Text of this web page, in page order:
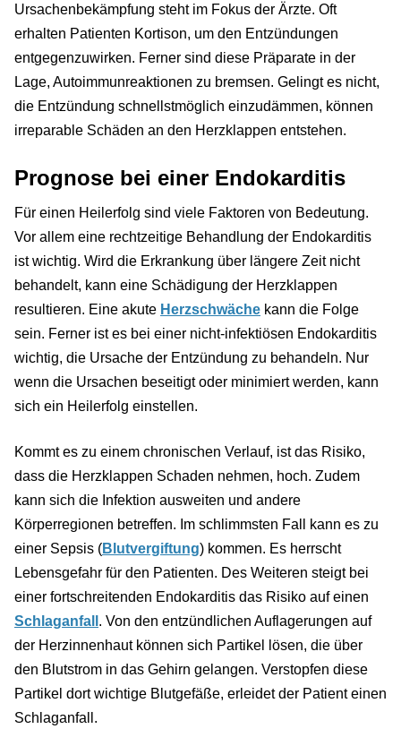
Ursachenbekämpfung steht im Fokus der Ärzte. Oft
erhalten Patienten Kortison, um den Entzündungen
entgegenzuwirken. Ferner sind diese Präparate in der
Lage, Autoimmunreaktionen zu bremsen. Gelingt es nicht,
die Entzündung schnellstmöglich einzudämmen, können
irreparable Schäden an den Herzklappen entstehen.
Prognose bei einer Endokarditis
Für einen Heilerfolg sind viele Faktoren von Bedeutung.
Vor allem eine rechtzeitige Behandlung der Endokarditis
ist wichtig. Wird die Erkrankung über längere Zeit nicht
behandelt, kann eine Schädigung der Herzklappen
resultieren. Eine akute Herzschwäche kann die Folge
sein. Ferner ist es bei einer nicht-infektiösen Endokarditis
wichtig, die Ursache der Entzündung zu behandeln. Nur
wenn die Ursachen beseitigt oder minimiert werden, kann
sich ein Heilerfolg einstellen.
Kommt es zu einem chronischen Verlauf, ist das Risiko,
dass die Herzklappen Schaden nehmen, hoch. Zudem
kann sich die Infektion ausweiten und andere
Körperregionen betreffen. Im schlimmsten Fall kann es zu
einer Sepsis (Blutvergiftung) kommen. Es herrscht
Lebensgefahr für den Patienten. Des Weiteren steigt bei
einer fortschreitenden Endokarditis das Risiko auf einen
Schlaganfall . Von den entzündlichen Auflagerungen auf
der Herzinnenhaut können sich Partikel lösen, die über
den Blutstrom in das Gehirn gelangen. Verstopfen diese
Partikel dort wichtige Blutgefäße, erleidet der Patient einen
Schlaganfall.